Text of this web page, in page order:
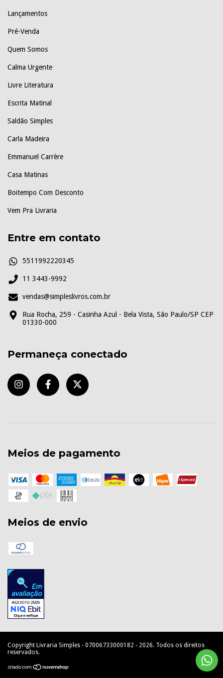
Lançamentos
Pré-Venda
Quem Somos
Calma Urgente
Livre Literatura
Escrita Matinal
Saldão Simples
Carla Madeira
Emmanuel Carrère
Casa Matinas
Boitempo Com Desconto
Vem Pra Livraria
Entre em contato
5511992220345
11 3443-9992
vendas@simpleslivros.com.br
Rua Rocha, 259 - Casinha Azul - Bela Vista, São Paulo/SP CEP
01330-000
Permaneça conectado
Meios de pagamento
Meios de envio
Copyright Livraria Simples - 07006733000182 - 2026. Todos os direitos
reservados.